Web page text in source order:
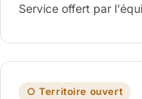
Service offert par
○ Territoire ouvert